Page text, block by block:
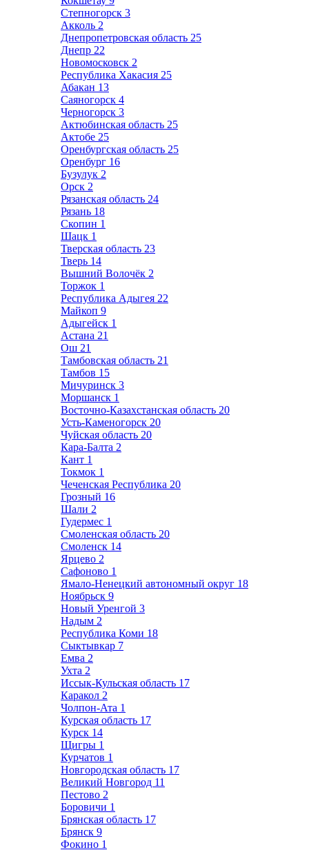
Степногорск 3
Акколь 2
Днепропетровская область 25
Днепр 22
Новомосковск 2
Республика Хакасия 25
Абакан 13
Саяногорск 4
Черногорск 3
Актюбинская область 25
Актобе 25
Оренбургская область 25
Оренбург 16
Бузулук 2
Орск 2
Рязанская область 24
Рязань 18
Скопин 1
Шацк 1
Тверская область 23
Тверь 14
Вышний Волочёк 2
Торжок 1
Республика Адыгея 22
Майкоп 9
Адыгейск 1
Астана 21
Ош 21
Тамбовская область 21
Тамбов 15
Мичуринск 3
Моршанск 1
Восточно-Казахстанская область 20
Усть-Каменогорск 20
Чуйская область 20
Кара-Балта 2
Кант 1
Токмок 1
Чеченская Республика 20
Грозный 16
Шали 2
Гудермес 1
Смоленская область 20
Смоленск 14
Ярцево 2
Сафоново 1
Ямало-Ненецкий автономный округ 18
Ноябрьск 9
Новый Уренгой 3
Надым 2
Республика Коми 18
Сыктывкар 7
Емва 2
Ухта 2
Иссык-Кульская область 17
Каракол 2
Чолпон-Ата 1
Курская область 17
Курск 14
Щигры 1
Курчатов 1
Новгородская область 17
Великий Новгород 11
Пестово 2
Боровичи 1
Брянская область 17
Брянск 9
Фокино 1